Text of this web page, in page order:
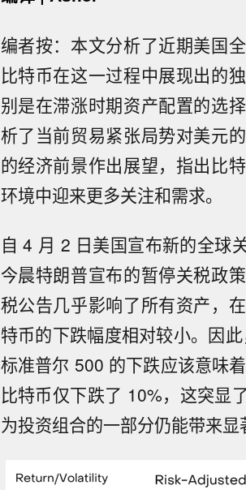
编者按：本文分析了近期美国
比特币在这一过程中展现出的
别是在滞涨时期资产配置的选
析了当前贸易紧张局势对美元
的经济前景作出展望，指出比
环境中迎来更多关注和需求。
自 4 月 2 日美国宣布新的全球
今晨特朗普宣布的暂停关税政
税公告几乎影响了所有资产，
特币的下跌幅度相对较小。因
标准普尔 500 的下跌应该意味
比特币仅下跌了 10%，这突显
为投资组合的一部分仍能带来显